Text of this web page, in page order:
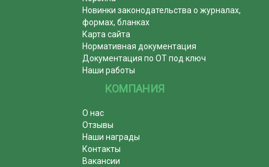
Новинки законодательства о журналах,
формах, бланках
Карта сайта
Нормативная документация
Документация по ОТ под ключ
Наши работы
КОМПАНИЯ
О нас
Отзывы
Наши награды
Контакты
Вакансии